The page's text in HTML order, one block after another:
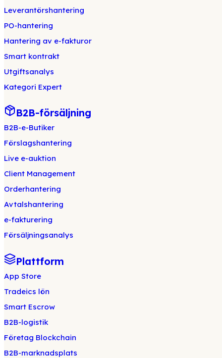
Leverantörshantering
PO-hantering
Hantering av e-fakturor
Smart kontrakt
Utgiftsanalys
Kategori Expert
B2B-försäljning
B2B-e-Butiker
Förslagshantering
Live e-auktion
Client Management
Orderhantering
Avtalshantering
e-fakturering
Försäljningsanalys
Plattform
App Store
Tradeics lön
Smart Escrow
B2B-logistik
Företag Blockchain
B2B-marknadsplats